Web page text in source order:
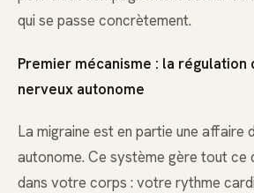
qui se passe concrètement.
Premier mécanisme : la régulation
nerveux autonome
La migraine est en partie une affaire
autonome. Ce système gère tout ce
dans votre corps : votre rythme